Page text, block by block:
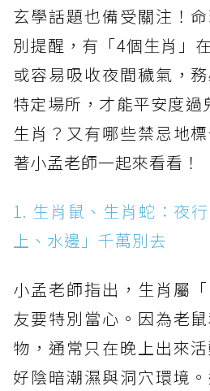
玄學話題也備受關注！
別提醒，有「4個生肖」
或容易吸收夜間穢氣，
特定場所，才能平安度過
生肖？又有哪些禁忌地
著小孟老師一起來看看！
1. 生肖鼠、生肖蛇：夜
上、水邊」千萬別去
小孟老師指出，生肖屬
友要特別當心。因為老
物，通常只在晚上出來
好陰暗潮濕與洞穴環境